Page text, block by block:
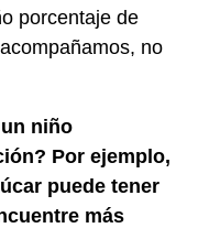
porcentaje de
no
niño
Por ejemplo,
puede tener
más